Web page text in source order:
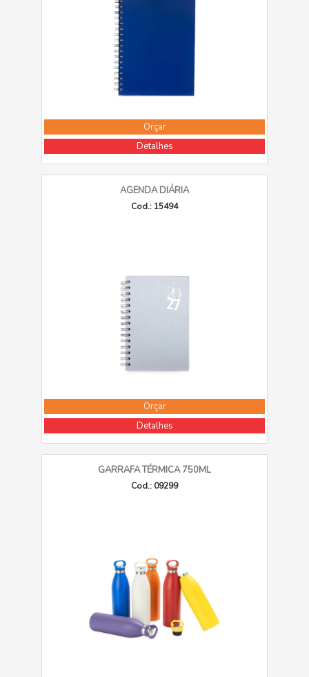
Orçar
Detalhes
AGENDA DIÁRIA
Cod.: 15494
Orçar
Detalhes
GARRAFA TÉRMICA 750ML
Cod.: 09299